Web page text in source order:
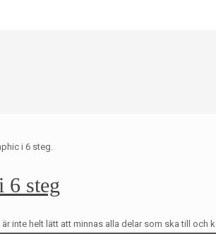
steg
inte helt lätt att minnas alla delar som ska till och